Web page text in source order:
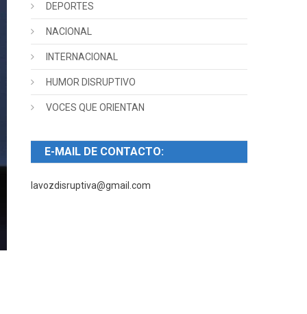
DEPORTES
NACIONAL
INTERNACIONAL
HUMOR DISRUPTIVO
VOCES QUE ORIENTAN
E-MAIL DE CONTACTO:
lavozdisruptiva@gmail.com